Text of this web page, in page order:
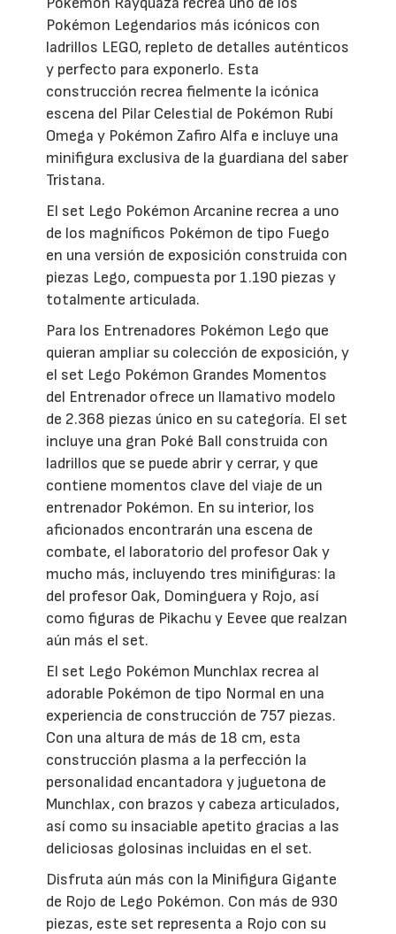
Pokémon Legendarios más icónicos con
ladrillos LEGO, repleto de detalles auténticos
y perfecto para exponerlo. Esta
construcción recrea fielmente la icónica
escena del Pilar Celestial de Pokémon Rubí
Omega y Pokémon Zafiro Alfa e incluye una
minifigura exclusiva de la guardiana del saber
Tristana.
El set Lego Pokémon Arcanine recrea a uno
de los magníficos Pokémon de tipo Fuego
en una versión de exposición construida con
piezas Lego, compuesta por 1.190 piezas y
totalmente articulada.
Para los Entrenadores Pokémon Lego que
quieran ampliar su colección de exposición, y
el set Lego Pokémon Grandes Momentos
del Entrenador ofrece un llamativo modelo
de 2.368 piezas único en su categoría. El set
incluye una gran Poké Ball construida con
ladrillos que se puede abrir y cerrar, y que
contiene momentos clave del viaje de un
entrenador Pokémon. En su interior, los
aficionados encontrarán una escena de
combate, el laboratorio del profesor Oak y
mucho más, incluyendo tres minifiguras: la
del profesor Oak, Dominguera y Rojo, así
como figuras de Pikachu y Eevee que realzan
aún más el set.
El set Lego Pokémon Munchlax recrea al
adorable Pokémon de tipo Normal en una
experiencia de construcción de 757 piezas.
Con una altura de más de 18 cm, esta
construcción plasma a la perfección la
personalidad encantadora y juguetona de
Munchlax, con brazos y cabeza articulados,
así como su insaciable apetito gracias a las
deliciosas golosinas incluidas en el set.
Disfruta aún más con la Minifigura Gigante
de Rojo de Lego Pokémon. Con más de 930
piezas, este set representa a Rojo con su